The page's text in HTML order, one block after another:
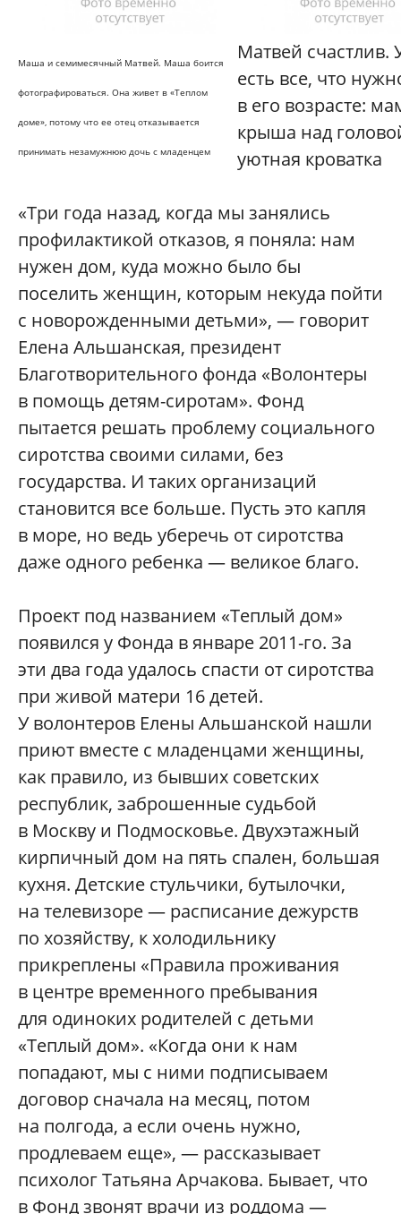
Маша и семимесячный Матвей. Маша боится
фотографироваться. Она живет в «Теплом
доме», потому что ее отец отказывается
принимать незамужнюю дочь с младенцем
Матвей счастлив.
есть все, что
в его возрасте:
крыша над
уютная кроватка
«Три года назад, когда мы занялись
профилактикой отказов, я поняла: нам
нужен дом, куда можно было бы
поселить женщин, которым некуда пойти
с новорожденными детьми», — говорит
Елена Альшанская, президент
Благотворительного фонда «Волонтеры
в помощь детям-сиротам». Фонд
пытается решать проблему социального
сиротства своими силами, без
государства. И таких организаций
становится все больше. Пусть это капля
в море, но ведь уберечь от сиротства
даже одного ребенка — великое благо.
Проект под названием «Теплый дом»
появился у Фонда в январе 2011-го. За
эти два года удалось спасти от сиротства
при живой матери 16 детей.
У волонтеров Елены Альшанской нашли
приют вместе с младенцами женщины,
как правило, из бывших советских
республик, заброшенные судьбой
в Москву и Подмосковье. Двухэтажный
кирпичный дом на пять спален, большая
кухня. Детские стульчики, бутылочки,
на телевизоре — расписание дежурств
по хозяйству, к холодильнику
прикреплены «Правила проживания
в центре временного пребывания
для одиноких родителей с детьми
«Теплый дом». «Когда они к нам
попадают, мы с ними подписываем
договор сначала на месяц, потом
на полгода, а если очень нужно,
продлеваем еще», — рассказывает
психолог Татьяна Арчакова. Бывает, что
в Фонд звонят врачи из роддома —